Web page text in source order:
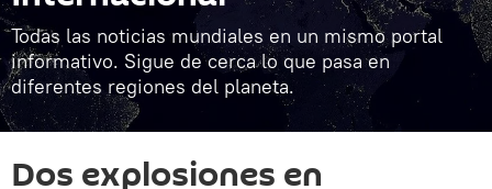
Todas las noticias mundiales en un mismo portal
informativo. Sigue de cerca lo que pasa en
diferentes regiones del planeta.
Dos explosiones en